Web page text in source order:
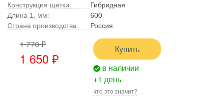
Конструкция щетки:
Гибридная
Длина 1, мм:
600
Страна производства:
Россия
1 770 ₽
1 650 ₽
Купить
в наличии
+1 день
что это значит?